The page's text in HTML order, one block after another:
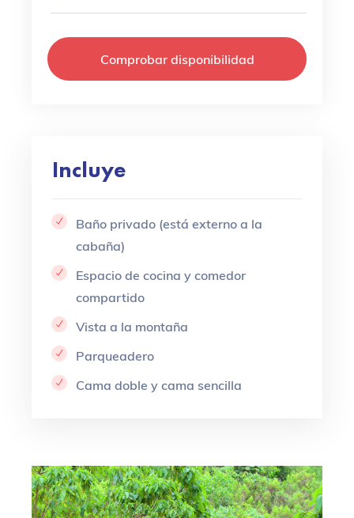
Comprobar disponibilidad
Incluye
Baño privado (está externo a la
cabaña)
Espacio de cocina y comedor
compartido
Vista a la montaña
Parqueadero
Cama doble y cama sencilla